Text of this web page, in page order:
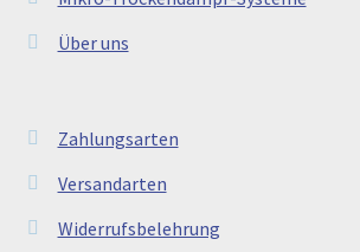
Über uns
Zahlungsarten
Versandarten
Widerrufsbelehrung